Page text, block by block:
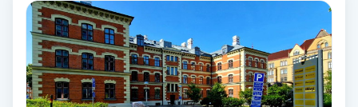
Medial vägledning
Medicinsk massage